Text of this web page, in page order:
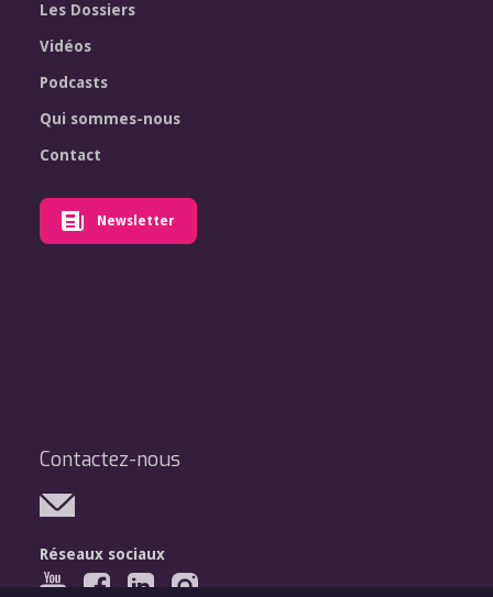
Les Dossiers
Vidéos
Podcasts
Qui sommes-nous
Contact
Newsletter
Contactez-nous
Réseaux sociaux